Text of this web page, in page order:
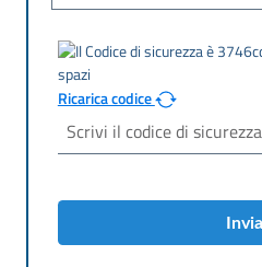
Ricarica codice
Invia